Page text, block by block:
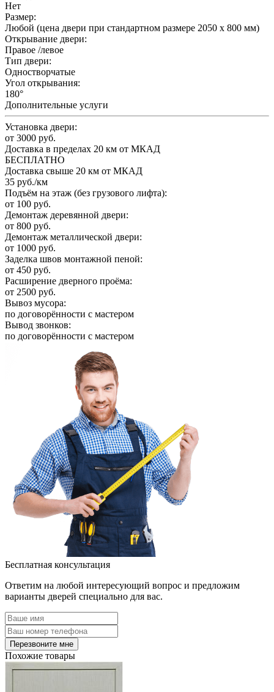
Нет
Размер:
Любой (цена двери при стандартном размере 2050 x 800 мм)
Открывание двери:
Правое /левое
Тип двери:
Одностворчатые
Угол открывания:
180°
Дополнительные услуги
Установка двери:
от 3000 руб.
Доставка в пределах 20 км от МКАД
БЕСПЛАТНО
Доставка свыше 20 км от МКАД
35 руб./км
Подъём на этаж (без грузового лифта):
от 100 руб.
Демонтаж деревянной двери:
от 800 руб.
Демонтаж металлической двери:
от 1000 руб.
Заделка швов монтажной пеной:
от 450 руб.
Расширение дверного проёма:
от 2500 руб.
Вывоз мусора:
по договорённости с мастером
Вывод звонков:
по договорённости с мастером
Бесплатная консультация
Ответим на любой интересующий вопрос и предложим
варианты дверей специально для вас.
Похожие товары